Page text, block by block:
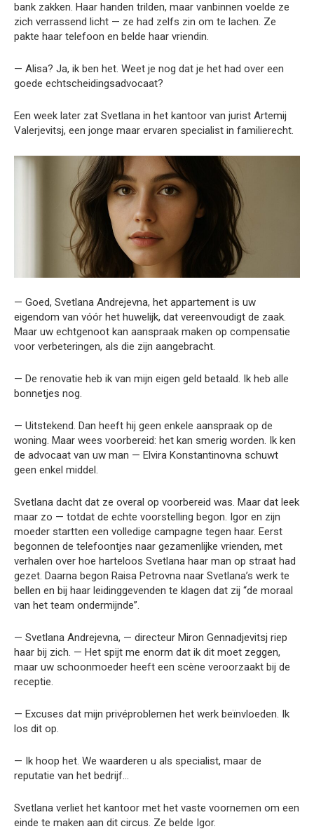
bank zakken. Haar handen trilden, maar vanbinnen voelde ze
zich verrassend licht — ze had zelfs zin om te lachen. Ze
pakte haar telefoon en belde haar vriendin.
— Alisa? Ja, ik ben het. Weet je nog dat je het had over een
goede echtscheidingsadvocaat?
Een week later zat Svetlana in het kantoor van jurist Artemij
Valerjevitsj, een jonge maar ervaren specialist in familierecht.
— Goed, Svetlana Andrejevna, het appartement is uw
eigendom van vóór het huwelijk, dat vereenvoudigt de zaak.
Maar uw echtgenoot kan aanspraak maken op compensatie
voor verbeteringen, als die zijn aangebracht.
— De renovatie heb ik van mijn eigen geld betaald. Ik heb alle
bonnetjes nog.
— Uitstekend. Dan heeft hij geen enkele aanspraak op de
woning. Maar wees voorbereid: het kan smerig worden. Ik ken
de advocaat van uw man — Elvira Konstantinovna schuwt
geen enkel middel.
Svetlana dacht dat ze overal op voorbereid was. Maar dat leek
maar zo — totdat de echte voorstelling begon. Igor en zijn
moeder startten een volledige campagne tegen haar. Eerst
begonnen de telefoontjes naar gezamenlijke vrienden, met
verhalen over hoe harteloos Svetlana haar man op straat had
gezet. Daarna begon Raisa Petrovna naar Svetlana’s werk te
bellen en bij haar leidinggevenden te klagen dat zij “de moraal
van het team ondermijnde”.
— Svetlana Andrejevna, — directeur Miron Gennadjevitsj riep
haar bij zich. — Het spijt me enorm dat ik dit moet zeggen,
maar uw schoonmoeder heeft een scène veroorzaakt bij de
receptie.
— Excuses dat mijn privéproblemen het werk beïnvloeden. Ik
los dit op.
— Ik hoop het. We waarderen u als specialist, maar de
reputatie van het bedrijf…
Svetlana verliet het kantoor met het vaste voornemen om een
einde te maken aan dit circus. Ze belde Igor.